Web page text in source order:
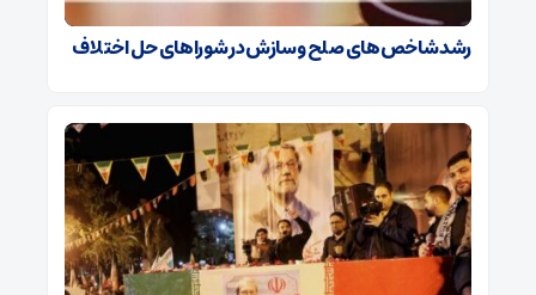
رشد شاخص‌های صلح و سازش در شوراهای حل اختلاف